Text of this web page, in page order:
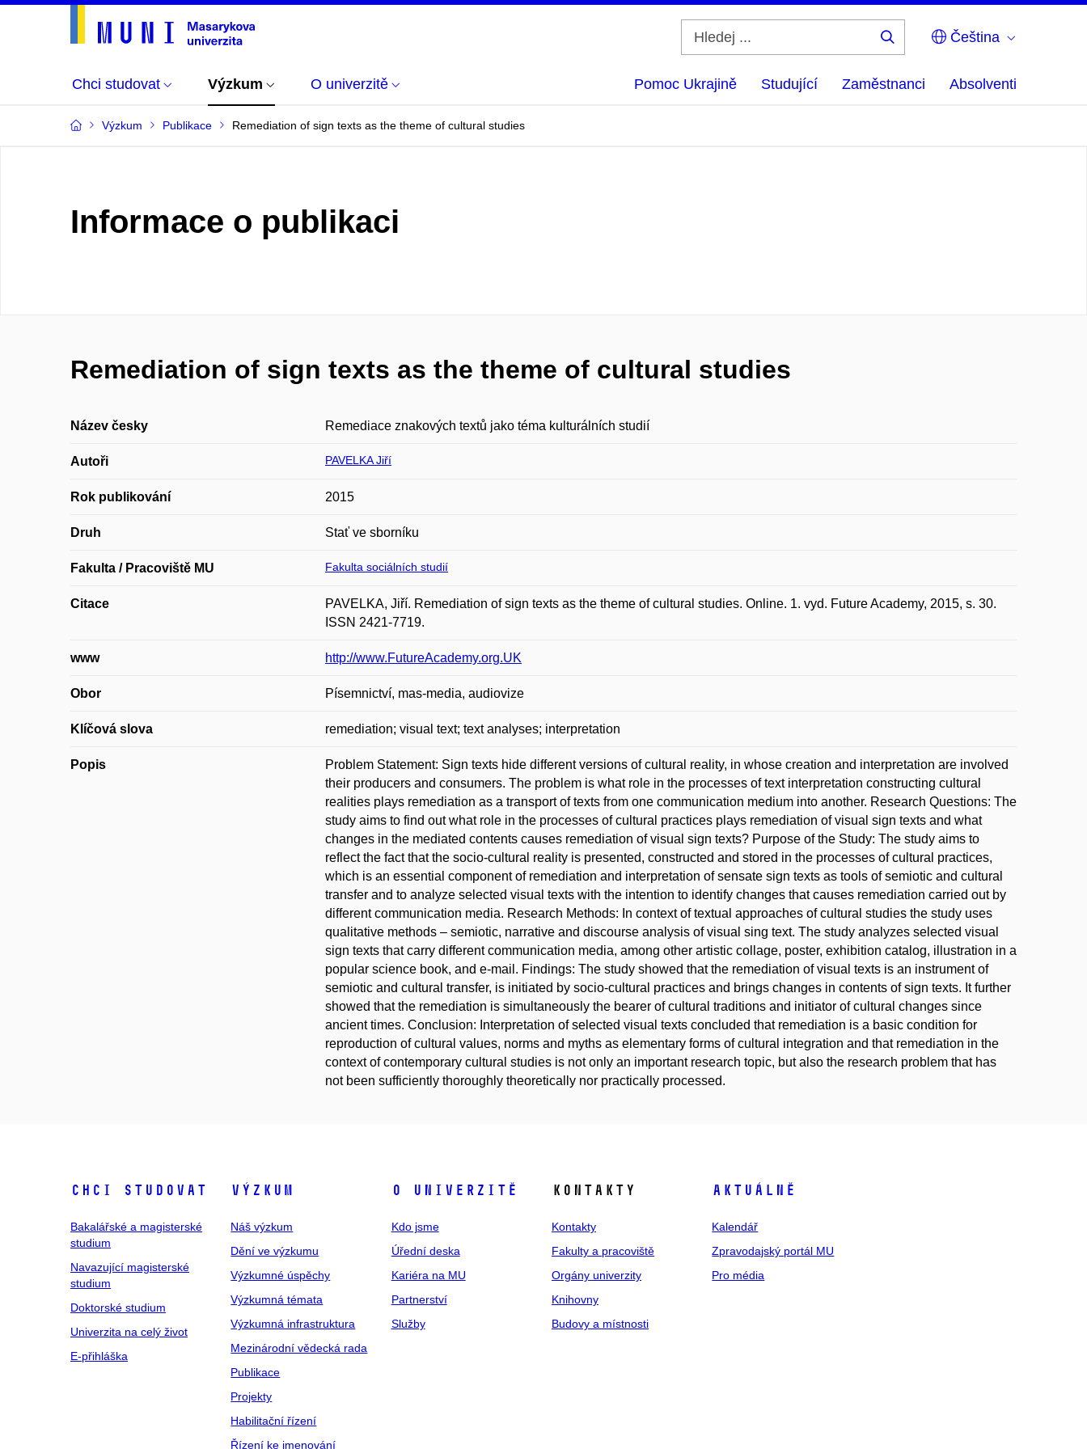
Čeština
Chci studovat Výzkum O univerzitě Pomoc Ukrajině Studující Zaměstnanci Absolventi
Výzkum Publikace Remediation of sign texts as the theme of cultural studies
Informace o publikaci
Remediation of sign texts as the theme of cultural studies
Název česky Remediace znakových textů jako téma kulturálních studií
Autoři PAVELKA Jiří
Rok publikování 2015
Druh Stať ve sborníku
Fakulta / Pracoviště MU Fakulta sociálních studií
Citace
PAVELKA, Jiří. Remediation of sign texts as the theme of cultural studies. Online. 1. vyd. Future Academy, 2015, s. 30.
ISSN 2421-7719.
www http://www.FutureAcademy.org.UK
Obor Písemnictví, mas-media, audiovize
Klíčová slova remediation; visual text; text analyses; interpretation
Popis
Problem Statement: Sign texts hide different versions of cultural reality, in whose creation and interpretation are involved
their producers and consumers. The problem is what role in the processes of text interpretation constructing cultural
realities plays remediation as a transport of texts from one communication medium into another. Research Questions: The
study aims to find out what role in the processes of cultural practices plays remediation of visual sign texts and what
changes in the mediated contents causes remediation of visual sign texts? Purpose of the Study: The study aims to
reflect the fact that the socio-cultural reality is presented, constructed and stored in the processes of cultural practices,
which is an essential component of remediation and interpretation of sensate sign texts as tools of semiotic and cultural
transfer and to analyze selected visual texts with the intention to identify changes that causes remediation carried out by
different communication media. Research Methods: In context of textual approaches of cultural studies the study uses
qualitative methods – semiotic, narrative and discourse analysis of visual sing text. The study analyzes selected visual
sign texts that carry different communication media, among other artistic collage, poster, exhibition catalog, illustration in a
popular science book, and e-mail. Findings: The study showed that the remediation of visual texts is an instrument of
semiotic and cultural transfer, is initiated by socio-cultural practices and brings changes in contents of sign texts. It further
showed that the remediation is simultaneously the bearer of cultural traditions and initiator of cultural changes since
ancient times. Conclusion: Interpretation of selected visual texts concluded that remediation is a basic condition for
reproduction of cultural values, norms and myths as elementary forms of cultural integration and that remediation in the
context of contemporary cultural studies is not only an important research topic, but also the research problem that has
not been sufficiently thoroughly theoretically nor practically processed.
Chci studovat
Bakalářské a magisterské
studium
Navazující magisterské
studium
Doktorské studium
Univerzita na celý život
E-přihláška
Výzkum
Náš výzkum
Dění ve výzkumu
Výzkumné úspěchy
Výzkumná témata
Výzkumná infrastruktura
Mezinárodní vědecká rada
Publikace
Projekty
Habilitační řízení
Řízení ke jmenování
O univerzitě
Kdo jsme
Úřední deska
Kariéra na MU
Partnerství
Služby
Kontakty
Kontakty
Fakulty a pracoviště
Orgány univerzity
Knihovny
Budovy a místnosti
Aktuálně
Kalendář
Zpravodajský portál MU
Pro média